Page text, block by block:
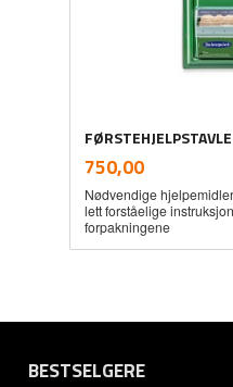
Pris
750,00mva.
Nødvendige
lett forståelige
forpakningene
BESTSELGERE